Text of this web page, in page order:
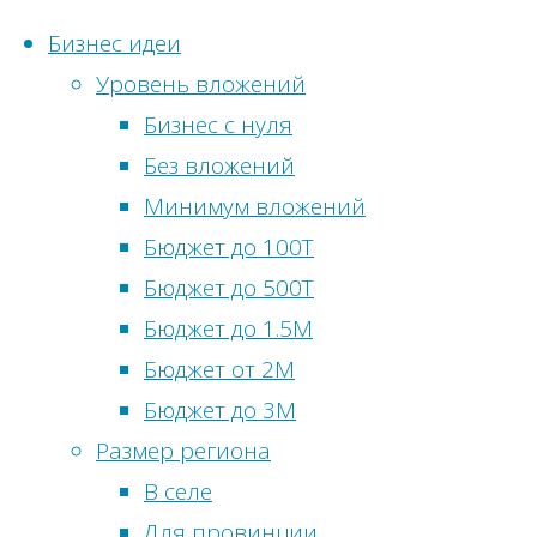
содержимому
Бизнес идеи
Уровень вложений
Бизнес с нуля
Без вложений
Минимум вложений
Бюджет до 100Т
Бюджет до 500Т
Бюджет до 1.5М
Бюджет от 2М
Бюджет до 3М
Размер региона
В селе
Главная
Бизнес
идеи
Бизнес-
идея:
Автоматы
по
продаже
газированной
воды
Метки
Бизнес
идеи
без
вложений
Бизнес
идеи